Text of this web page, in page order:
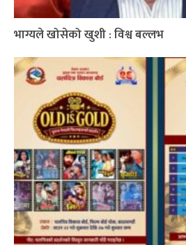
भाग्यले खोसेको खुशी : विश्व बल्लभ